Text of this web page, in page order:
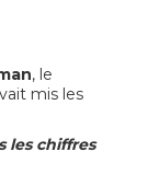
, le
mis les
les chiffres